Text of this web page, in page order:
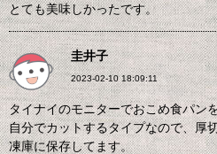
とても美味しかったです。
圭井子
2023-02-10 18:09:11
タイナイのモニターでおこめ食パン
自分でカットするタイプなので、厚
凍庫に保存してます。